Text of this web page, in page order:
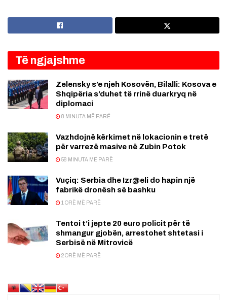
Të ngjajshme
Zelensky s’e njeh Kosovën, Bilalli: Kosova e
Shqipëria s’duhet të rrinë duarkryq në
diplomaci
8 MINUTA MË PARË
Vazhdojnë kërkimet në lokacionin e tretë
për varrezë masive në Zubin Potok
58 MINUTA MË PARË
Vuçiq: Serbia dhe Izr@eli do hapin një
fabrikë dronësh së bashku
1 ORË MË PARË
Tentoi t’i jepte 20 euro policit për të
shmangur gjobën, arrestohet shtetasi i
Serbisë në Mitrovicë
2 ORË MË PARË